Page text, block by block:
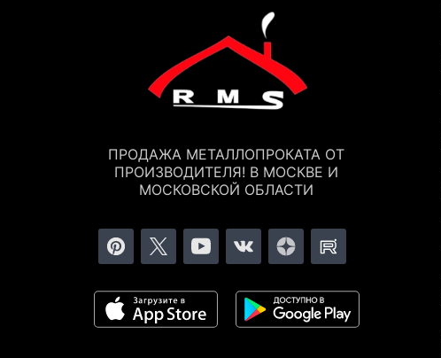
ПРОДАЖА МЕТАЛЛОПРОКАТА ОТ
ПРОИЗВОДИТЕЛЯ! В МОСКВЕ И
МОСКОВСКОЙ ОБЛАСТИ